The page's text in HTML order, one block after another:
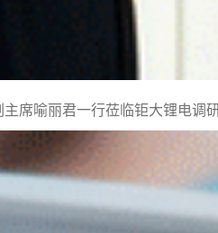
主席喻丽君一行莅临钜大锂电调